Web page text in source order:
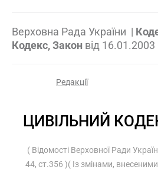
Верховна Рада України |
Кодекс, Закон від 16.01.2003
Редакції
ЦИВІЛЬНИЙ
( Відомості Верховної Ради
44, ст.356 )( Із змінами,